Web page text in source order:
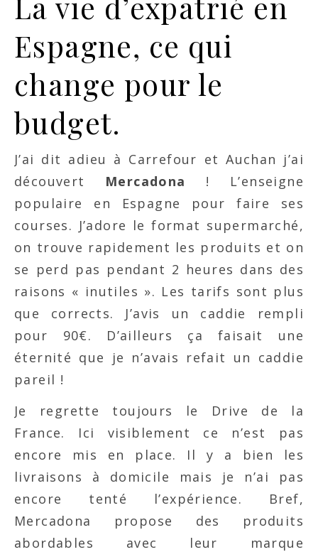
Espagne, ce qui
change pour le
budget.
J’ai dit adieu à Carrefour et Auchan j’ai
découvert Mercadona
! L’enseigne
populaire en Espagne pour faire ses
courses. J’adore le format supermarché,
on trouve rapidement les produits et on
se perd pas pendant 2 heures dans des
raisons « inutiles ». Les tarifs sont plus
que corrects. J’avis un caddie rempli
pour 90€. D’ailleurs ça faisait une
éternité que je n’avais refait un caddie
pareil !
Je regrette toujours le Drive de la
France. Ici visiblement ce n’est pas
encore mis en place. Il y a bien les
livraisons à domicile mais je n’ai pas
encore tenté l’expérience. Bref,
Mercadona propose des produits
abordables avec leur marque